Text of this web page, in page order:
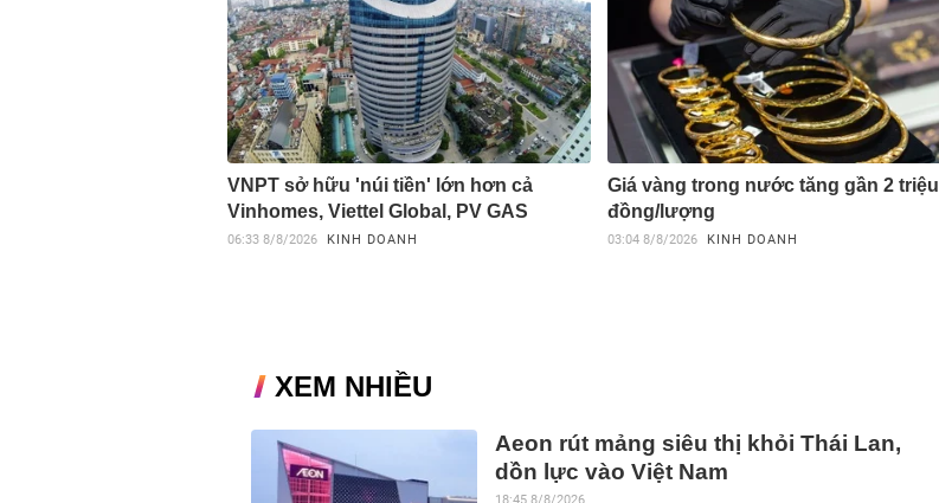
VNPT sở hữu 'núi tiền' lớn hơn cả
Vinhomes, Viettel Global, PV GAS
06:33 8/8/2026 KINH DOANH
Giá vàng trong nước tăng gần 2 triệu
đồng/lượng
03:04 8/8/2026 KINH DOANH
XEM NHIỀU
Aeon rút mảng siêu thị khỏi Thái Lan,
dồn lực vào Việt Nam